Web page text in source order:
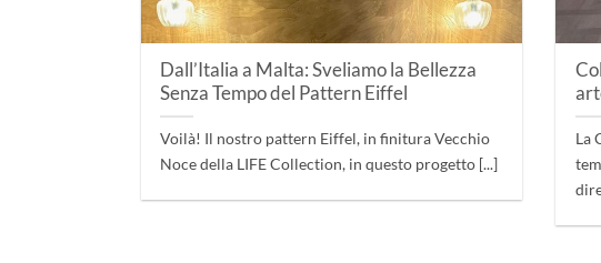
Dall’Italia a Malta: Sveliamo la Bellezza
Senza Tempo del Pattern Eiffel
Voilà! Il nostro pattern Eiffel, in finitura Vecchio
Noce della LIFE Collection, in questo progetto [...]
La